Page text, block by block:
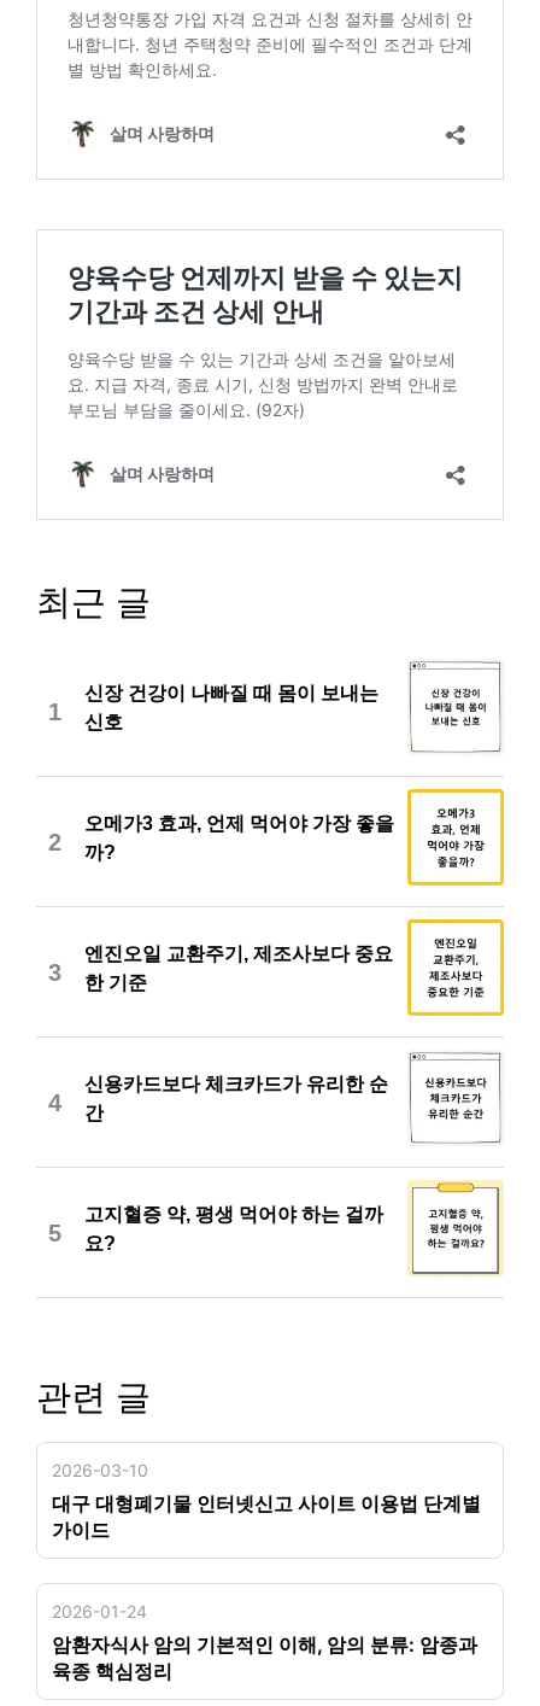
최근 글
1
신장 건강이 나빠질 때 몸이 보내는
신호
2
오메가3 효과, 언제 먹어야 가장 좋을
까?
3
엔진오일 교환주기, 제조사보다 중요
한 기준
4
신용카드보다 체크카드가 유리한 순
간
5
고지혈증 약, 평생 먹어야 하는 걸까
요?
관련 글
2026-03-10
대구 대형폐기물 인터넷신고 사이트 이용법 단계별
가이드
2026-01-24
암환자식사 암의 기본적인 이해, 암의 분류: 암종과
육종 핵심정리